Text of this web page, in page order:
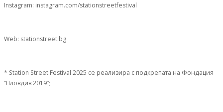
Instagram: instagram.com/stationstreetfestival
Web: stationstreet.bg
* Station Street Festival 2025 се реализира с подкрепата на Фондация
“Пловдив 2019”;